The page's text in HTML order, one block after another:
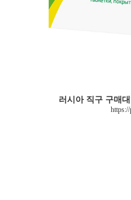
러시아 직구 구매